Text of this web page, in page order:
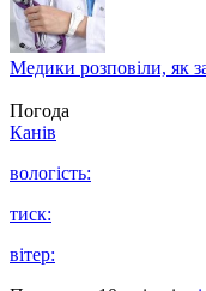
Медики розповіли, як
Погода
Канів
вологість:
тиск:
вітер: